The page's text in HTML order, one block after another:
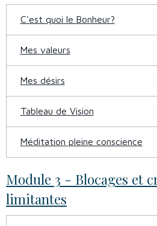
C'est quoi le Bonheur?
Mes valeurs
Mes désirs
Tableau de Vision
Méditation pleine conscience
Module 3 - Blocages et
limitantes